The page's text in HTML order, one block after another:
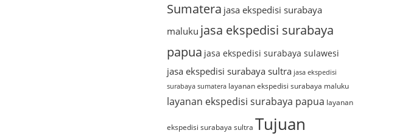
Sumatera jasa ekspedisi surabaya
maluku jasa ekspedisi surabaya
papua jasa ekspedisi surabaya sulawesi
jasa ekspedisi surabaya sultra jasa ekspedisi
surabaya sumatera layanan ekspedisi surabaya maluku
layanan ekspedisi surabaya papua layanan
ekspedisi surabaya sultra Tujuan